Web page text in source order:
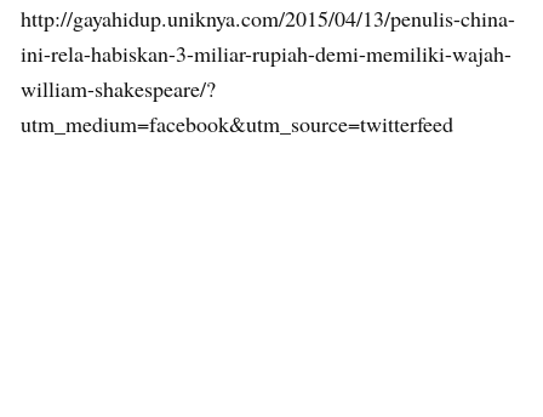
http://gayahidup.uniknya.com/2015/04/13/penulis-china-
ini-rela-habiskan-3-miliar-rupiah-demi-memiliki-wajah-
william-shakespeare/?
utm_medium=facebook&utm_source=twitterfeed